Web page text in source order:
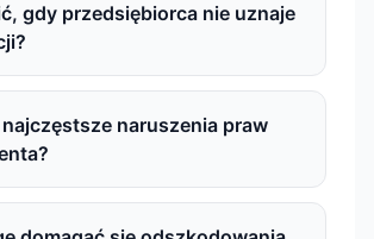
gdy przedsiębiorca nie uznaje
naruszenia praw